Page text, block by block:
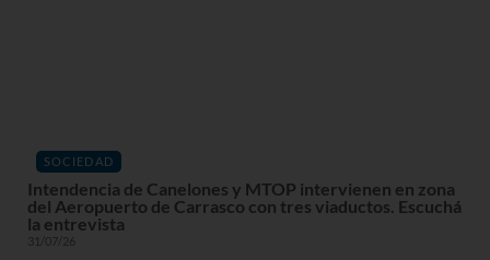
SOCIEDAD
Intendencia de Canelones y MTOP intervienen en zona
del Aeropuerto de Carrasco con tres viaductos. Escuchá
la entrevista
31/07/26